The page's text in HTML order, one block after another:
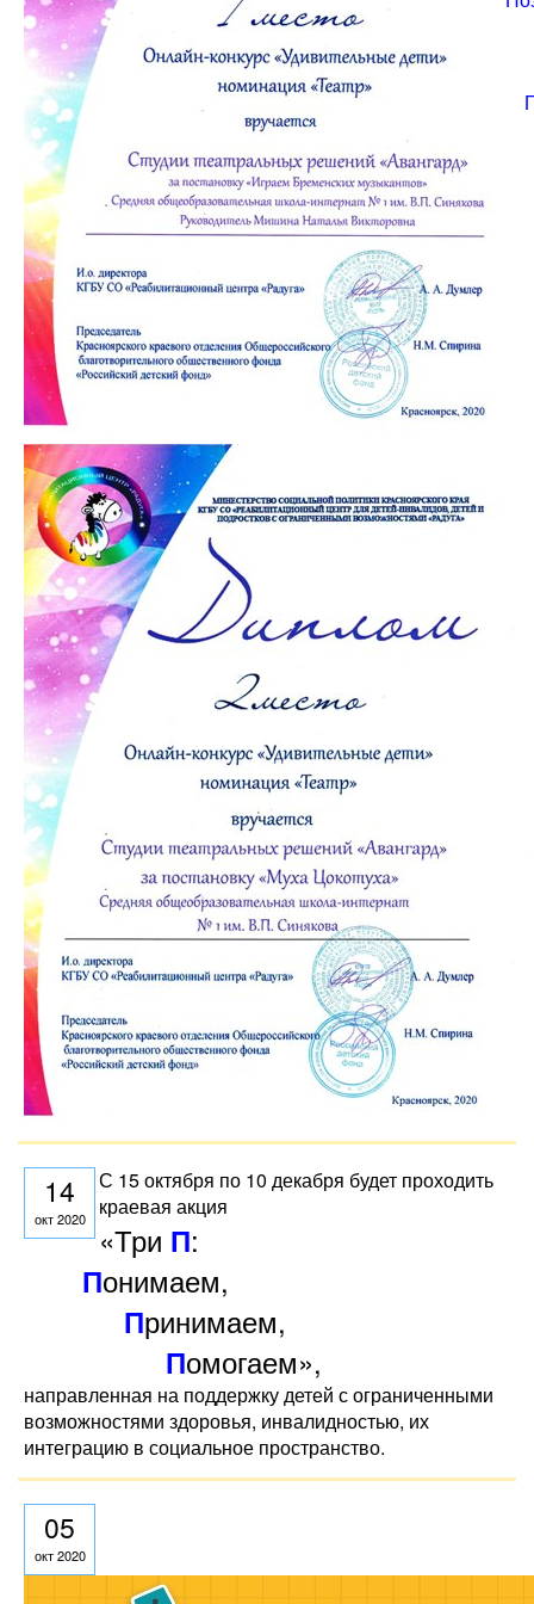
14
окт 2020
С 15 октября по 10 декабря будет проходить
краевая акция
«Три П:
Понимаем,
Принимаем,
Помогаем»,
направленная на поддержку детей с ограниченными
возможностями здоровья, инвалидностью, их
интеграцию в социальное пространство.
05
окт 2020